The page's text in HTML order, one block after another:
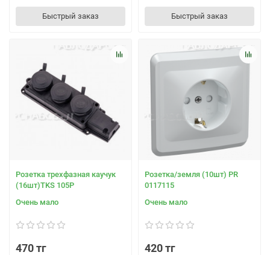
Быстрый заказ Быстрый заказ
Розетка трехфазная каучук
(16шт)TKS 105P
Очень мало
470 тг
Розетка/земля (10шт) PR
0117115
Очень мало
420 тг